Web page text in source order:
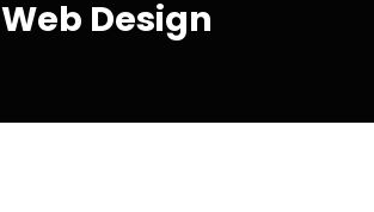
Web Design